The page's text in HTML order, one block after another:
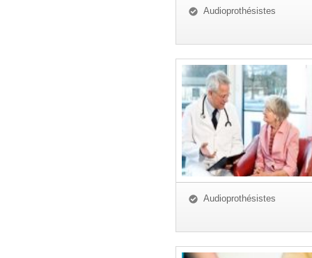
Audioprothésistes
Audioprothésistes